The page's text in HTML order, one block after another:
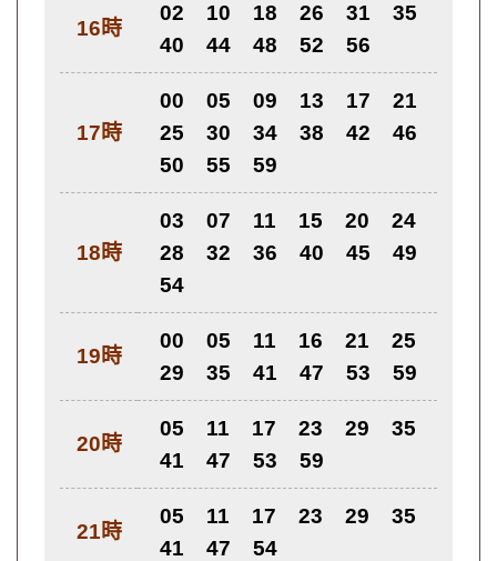
16時
02 10 18 26 31
35
40
44 48 52 56
17時
00 05 09 13 17
21
25
30 34 38 42
46
50
55 59
18時
03 07 11 15 20
24
28
32 36 40 45
49
54
19時
00 05 11 16 21
25
29
35 41 47 53 59
20時
05 11 17 23 29
35
41
47 53 59
21時
05 11 17 23 29
35
41
47 54